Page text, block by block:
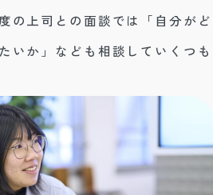
の上司との面談では「自分がど
いか」なども相談していくつも